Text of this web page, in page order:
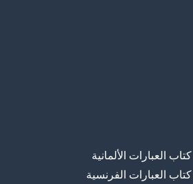
كتاب العبارات الألمانية
كتاب العبارات الفرنسية